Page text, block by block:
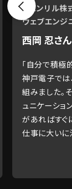
ェンリル株式会社
ェブエンジニア
岡 忍さん
自分で積極的に学
戸電子では、さま
みました。その中
ニケーションスキ
あればすぐに調べ
事に大いに活かさ